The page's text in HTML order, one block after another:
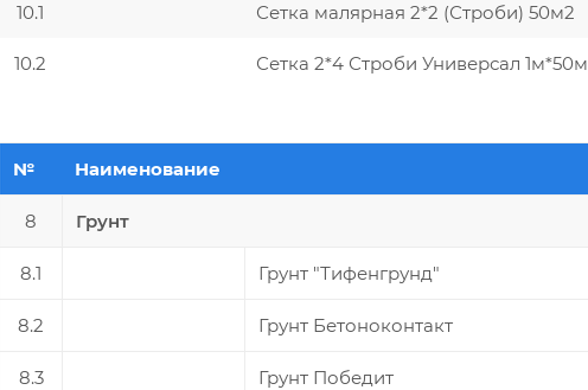
10.1 Сетка малярная 2*2 (Строби) 50м2
10.2 Сетка 2*4 Строби Универсал 1м*50м
№ Наименование
8 Грунт
8.1 Грунт "Тифенгрунд"
8.2 Грунт Бетоноконтакт
8.3 Грунт Победит